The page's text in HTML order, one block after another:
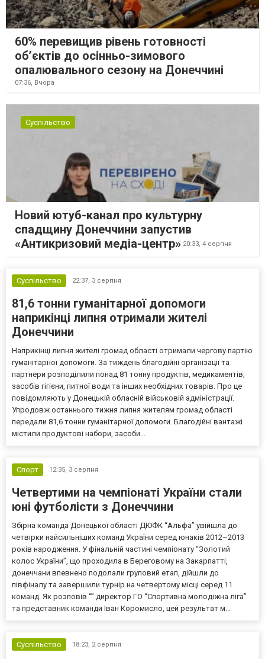
60% перевищив рівень готовності
об’єктів до осінньо-зимового
опалювального сезону на Донеччині
07:36, Вчора
Суспільство
Новий ютуб-канал про культурну
спадщину Донеччини запустив
«Антикризовий медіа-центр» 20:33, 4 серпня
Суспільство 22:37, 3 серпня
81,6 тонни гуманітарної допомоги
наприкінці липня отримали жителі
Донеччини
Наприкінці липня жителі громад області отримали чергову партію
гуманітарної допомоги. За тиждень благодійні організації та
партнери розподілили понад 81 тонну продуктів, медикаментів,
засобів гігієни, питної води та інших необхідних товарів. Про це
повідомляють у Донецькій обласній військовій адміністрації.
Упродовж останнього тижня липня жителям громад області
передали 81,6 тонни гуманітарної допомоги. Благодійні вантажі
містили продуктові набори, засоби...
Спорт 12:35, 3 серпня
Четвертими на чемпіонаті України стали
юні футболісти з Донеччини
Збірна команда Донецької області ДЮФК “Альфа” увійшла до
четвірки найсильніших команд України серед юнаків 2012–2013
років народження. У фінальній частині чемпіонату “Золотий
колос України”, що проходила в Береговому на Закарпатті,
донеччани впевнено подолали груповий етап, дійшли до
півфіналу та завершили турнір на четвертому місці серед 11
команд. Як розповів “” директор ГО “Спортивна молодіжна ліга”
та представник команди Іван Коромисло, цей результат м...
Суспільство 18:23, 2 серпня